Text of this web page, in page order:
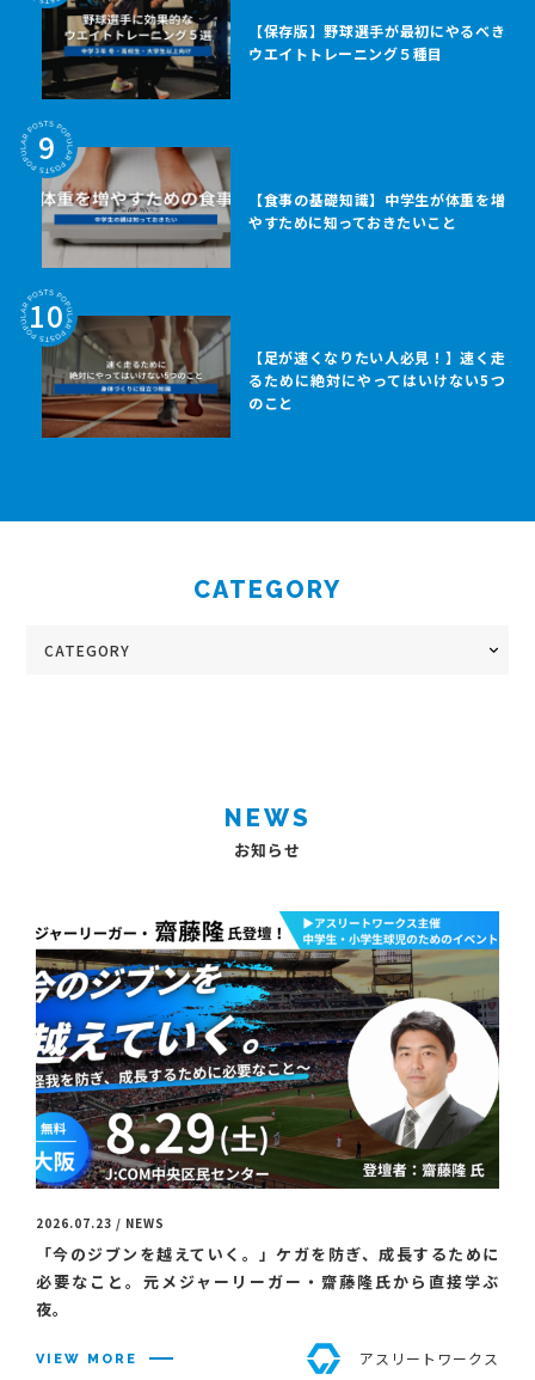
【保存版】野球選手が最初にやるべき
ウエイトトレーニング５種目
9
【食事の基礎知識】中学生が体重を増
やすために知っておきたいこと
10
【足が速くなりたい人必見！】速く走
るために絶対にやってはいけない5つ
のこと
CATEGORY
NEWS
お知らせ
2026.07.23 / NEWS
「今のジブンを越えていく。」ケガを防ぎ、成長するために
必要なこと。元メジャーリーガー・齋藤隆氏から直接学ぶ
夜。
VIEW MORE アスリートワークス